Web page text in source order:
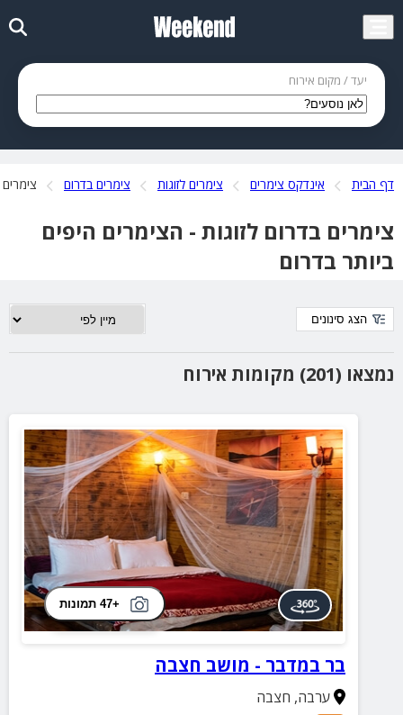
יעד / מקום אירוח
דף הבית אינדקס צימרים צימרים לזוגות צימרים בדרום צימרים
צימרים בדרום לזוגות - הצימרים היפים
ביותר בדרום
נמצאו (201) מקומות אירוח
הצג סינונים
+47 תמונות
בר במדבר - מושב חצבה
ערבה, חצבה